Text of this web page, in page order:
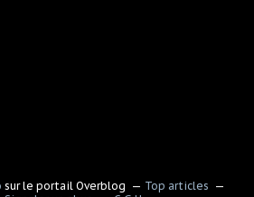
sur le portail Overblog
Top articles